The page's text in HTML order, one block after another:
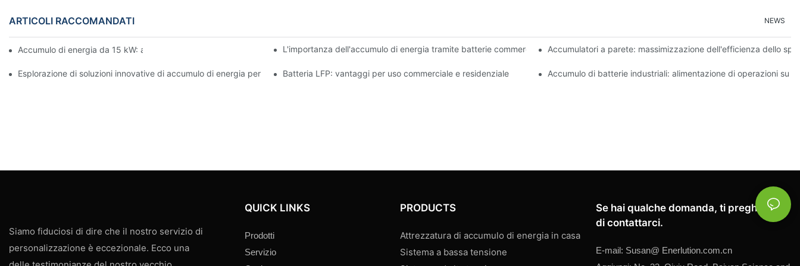
ARTICOLI RACCOMANDATI NEWS
Accumulo di energia da 15 kW: alimenta il tuo futuro con sicurezza L'importanza dell'accumulo di energia tramite batterie commerciali nella transizione energeticaAccumulatori a parete: massimizzazione dell'efficienza dello
Esplorazione di soluzioni innovative di accumulo di energia per le aziendeBatteria LFP: vantaggi per uso commerciale e residenziale Accumulo di batterie industriali: alimentazione di operazioni su
Siamo fiduciosi di dire che il nostro servizio di
personalizzazione è eccezionale. Ecco una
QUICK LINKS
Prodotti
Servizio
PRODUCTS
Attrezzatura di accumulo di energia in casa
Sistema a bassa tensione
Se hai qualche domanda, ti preghiamo
di contattarci.
E-mail: Susan@ Enerlution.com.cn